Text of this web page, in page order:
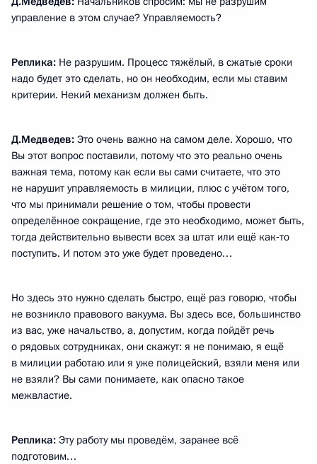
управление в этом случае? Управляемость?
Реплика: Не разрушим. Процесс тяжёлый, в сжатые сроки
надо будет это сделать, но он необходим, если мы ставим
критерии. Некий механизм должен быть.
Д.Медведев: Это очень важно на самом деле. Хорошо, что
Вы этот вопрос поставили, потому что это реально очень
важная тема, потому как если вы сами считаете, что это
не нарушит управляемость в милиции, плюс с учётом того,
что мы принимали решение о том, чтобы провести
определённое сокращение, где это необходимо, может быть,
тогда действительно вывести всех за штат или ещё как‑то
поступить. И потом это уже будет проведено…
Но здесь это нужно сделать быстро, ещё раз говорю, чтобы
не возникло правового вакуума. Вы здесь все, большинство
из вас, уже начальство, а, допустим, когда пойдёт речь
о рядовых сотрудниках, они скажут: я не понимаю, я ещё
в милиции работаю или я уже полицейский, взяли меня или
не взяли? Вы сами понимаете, как опасно такое
межвластие.
Реплика: Эту работу мы проведём, заранее всё
подготовим…